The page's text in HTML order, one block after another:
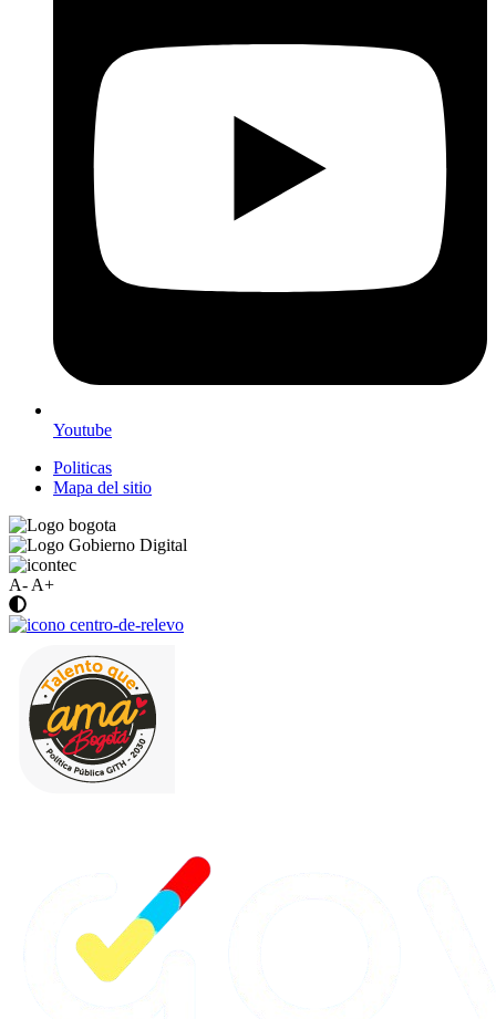
Youtube
Politicas
Mapa del sitio
A- A+